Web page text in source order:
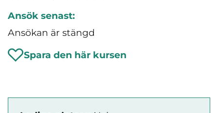
Ansök senast:
Ansökan är stängd
Spara den här kursen